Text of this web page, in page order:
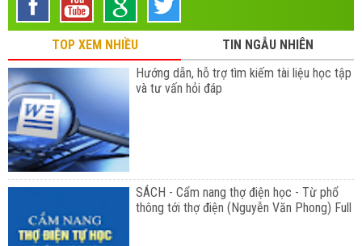
TOP XEM NHIỀU
TIN NGẪU NHIÊN
Hướng dẫn, hỗ trợ tìm kiếm tài liệu học tập
và tư vấn hỏi đáp
SÁCH - Cẩm nang thợ điện học - Từ phổ
thông tới thợ điện (Nguyễn Văn Phong) Full